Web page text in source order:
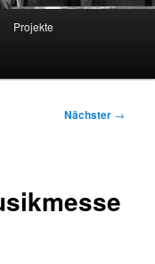
Projekte
Nächster →